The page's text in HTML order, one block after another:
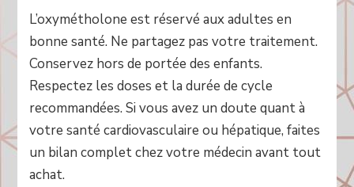
L’oxymétholone est réservé aux adultes en
bonne santé. Ne partagez pas votre traitement.
Conservez hors de portée des enfants.
Respectez les doses et la durée de cycle
recommandées. Si vous avez un doute quant à
votre santé cardiovasculaire ou hépatique, faites
un bilan complet chez votre médecin avant tout
achat.